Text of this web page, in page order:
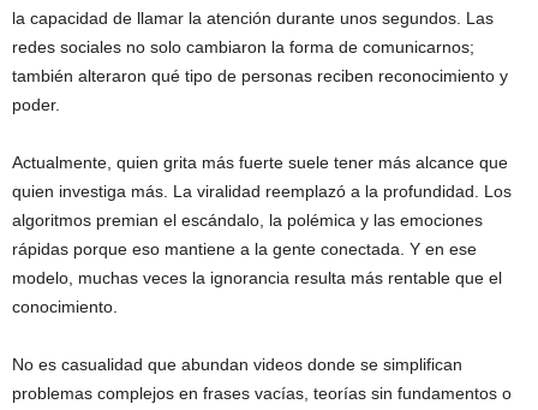
la capacidad de llamar la atención durante unos segundos. Las
redes sociales no solo cambiaron la forma de comunicarnos;
también alteraron qué tipo de personas reciben reconocimiento y
poder.
Actualmente, quien grita más fuerte suele tener más alcance que
quien investiga más. La viralidad reemplazó a la profundidad. Los
algoritmos premian el escándalo, la polémica y las emociones
rápidas porque eso mantiene a la gente conectada. Y en ese
modelo, muchas veces la ignorancia resulta más rentable que el
conocimiento.
No es casualidad que abundan videos donde se simplifican
problemas complejos en frases vacías, teorías sin fundamentos o